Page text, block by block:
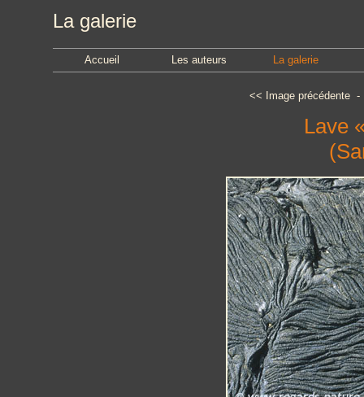
La galerie
Accueil Les auteurs La galerie
<< Image précédente
Lave